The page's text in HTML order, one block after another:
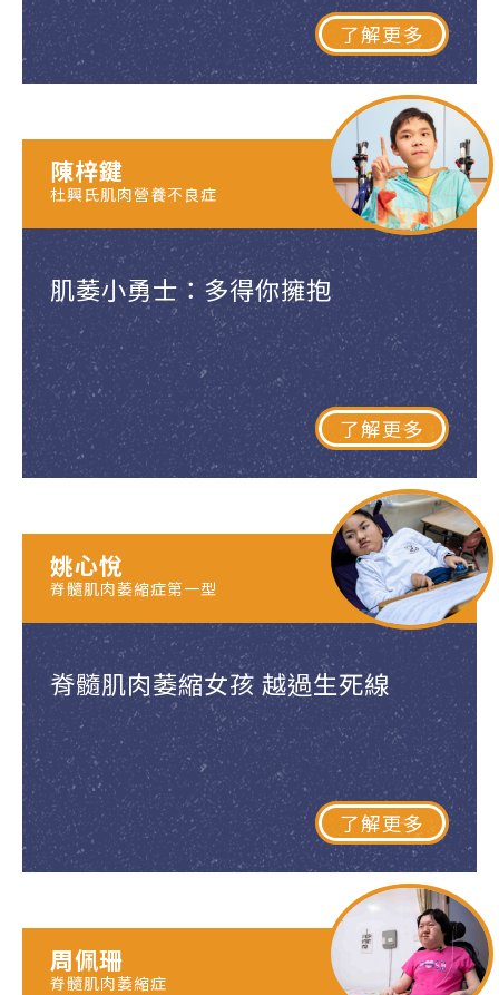
了解更多
肌萎小勇士：多得你擁抱
了解更多
陳梓鍵
杜興氏肌肉營養不良症
脊髓肌肉萎縮女孩 越過生死線
了解更多
姚心悅
脊髓肌肉萎縮症第一型
周佩珊
脊髓肌肉萎縮症